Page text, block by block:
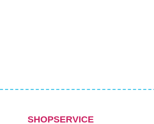
SHOPSERVICE